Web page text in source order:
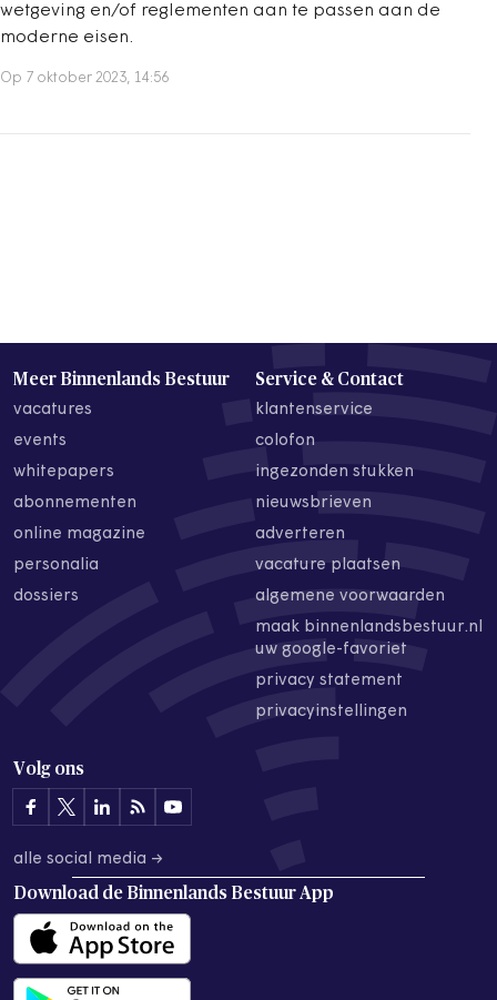
wetgeving en/of reglementen aan te passen aan de
moderne eisen.
Op 7 oktober 2023, 14:56
Meer Binnenlands Bestuur
vacatures
events
whitepapers
abonnementen
online magazine
personalia
dossiers
Service & Contact
klantenservice
colofon
ingezonden stukken
nieuwsbrieven
adverteren
vacature plaatsen
algemene voorwaarden
maak binnenlandsbestuur.nl
uw google-favoriet
privacy statement
privacyinstellingen
Volg ons
alle social media →
Download de Binnenlands Bestuur App